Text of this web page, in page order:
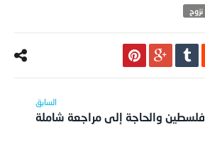
نزوح
فلسطين والحاجة إلى مراجعة شاملة